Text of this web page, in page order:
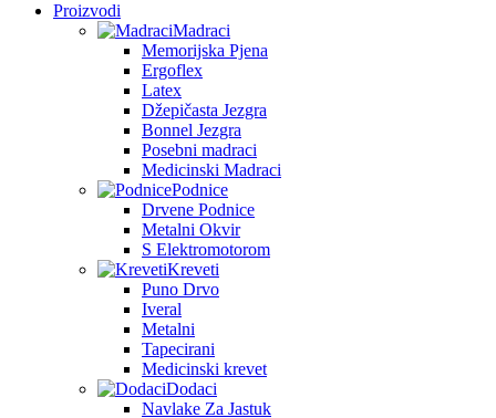
Proizvodi
Madraci
Memorijska Pjena
Ergoflex
Latex
Džepičasta Jezgra
Bonnel Jezgra
Posebni madraci
Medicinski Madraci
Podnice
Drvene Podnice
Metalni Okvir
S Elektromotorom
Kreveti
Puno Drvo
Iveral
Metalni
Tapecirani
Medicinski krevet
Dodaci
Navlake Za Jastuk